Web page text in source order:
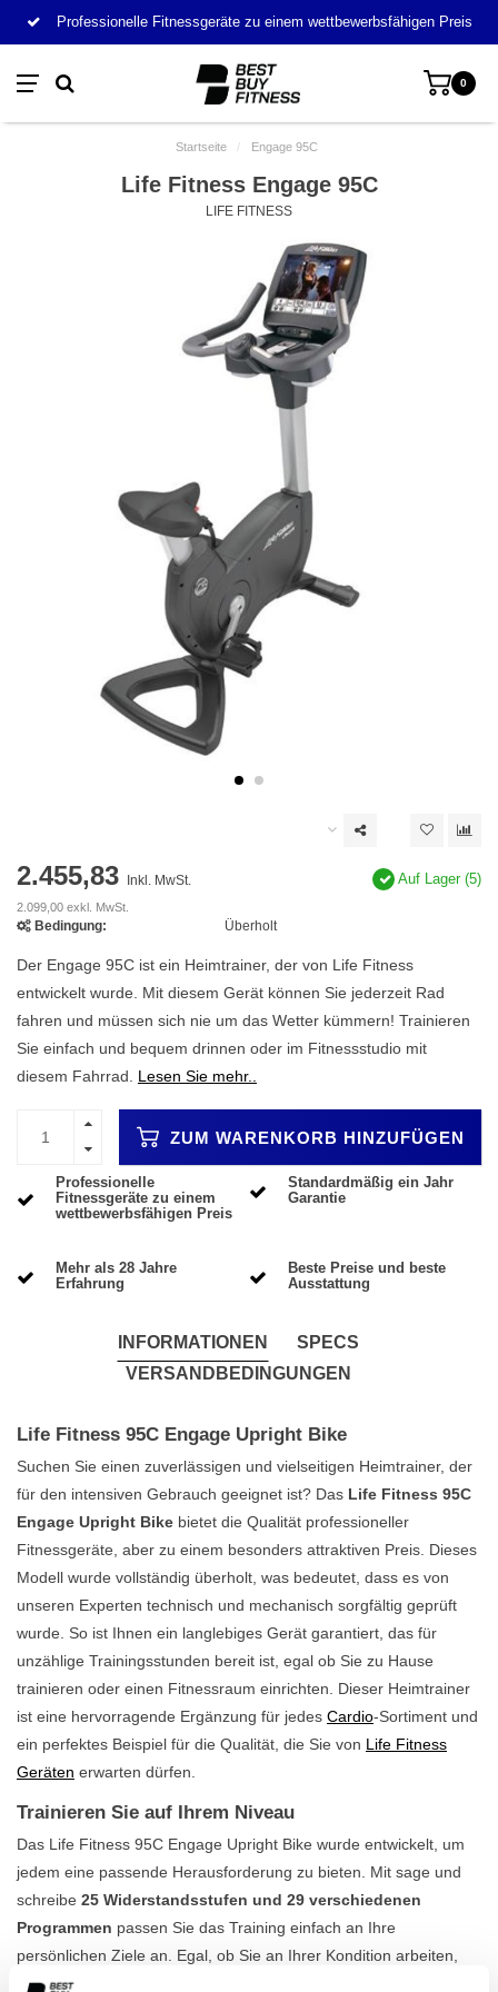
Professionelle Fitnessgeräte zu einem wettbewerbsfähigen Preis
0
Startseite / Engage 95C
Life Fitness Engage 95C
LIFE FITNESS
2.455,83 Inkl. MwSt.
2.099,00 exkl. MwSt.
Auf Lager (5)
Bedingung: Überholt
Der Engage 95C ist ein Heimtrainer, der von Life Fitness
entwickelt wurde. Mit diesem Gerät können Sie jederzeit Rad
fahren und müssen sich nie um das Wetter kümmern! Trainieren
Sie einfach und bequem drinnen oder im Fitnessstudio mit
diesem Fahrrad. Lesen Sie mehr..
ZUM WARENKORB HINZUFÜGEN
Professionelle
Fitnessgeräte zu einem
wettbewerbsfähigen Preis
Standardmäßig ein Jahr
Garantie
Mehr als 28 Jahre
Erfahrung
Beste Preise und beste
Ausstattung
INFORMATIONEN
SPECS
VERSANDBEDINGUNGEN
Life Fitness 95C Engage Upright Bike
Suchen Sie einen zuverlässigen und vielseitigen Heimtrainer, der
für den intensiven Gebrauch geeignet ist? Das Life Fitness 95C
Engage Upright Bike bietet die Qualität professioneller
Fitnessgeräte, aber zu einem besonders attraktiven Preis. Dieses
Modell wurde vollständig überholt, was bedeutet, dass es von
unseren Experten technisch und mechanisch sorgfältig geprüft
wurde. So ist Ihnen ein langlebiges Gerät garantiert, das für
unzählige Trainingsstunden bereit ist, egal ob Sie zu Hause
trainieren oder einen Fitnessraum einrichten. Dieser Heimtrainer
ist eine hervorragende Ergänzung für jedes Cardio-Sortiment und
ein perfektes Beispiel für die Qualität, die Sie von Life Fitness
Geräten erwarten dürfen.
Trainieren Sie auf Ihrem Niveau
Das Life Fitness 95C Engage Upright Bike wurde entwickelt, um
jedem eine passende Herausforderung zu bieten. Mit sage und
schreibe 25 Widerstandsstufen und 29 verschiedenen
Programmen passen Sie das Training einfach an Ihre
persönlichen Ziele an. Egal, ob Sie an Ihrer Kondition arbeiten,
rehabilitieren möchten oder sich auf eine sportliche Leistung